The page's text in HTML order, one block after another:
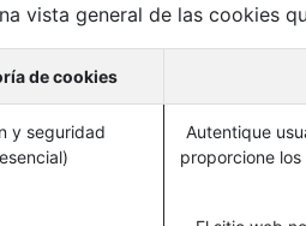
vista general de las cookies
de cookies
y seguridad
Autentique
proporcione